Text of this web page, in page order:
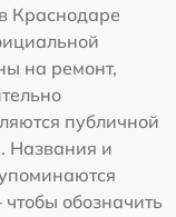
Краснодаре
на ремонт,
публичной
Названия и
обозначить